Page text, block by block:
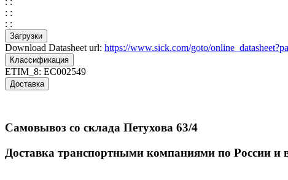
: :
: :
Загрузки
Download Datasheet url: https://www.sick.com/goto/
Классификация
ETIM_8: EC002549
Доставка
Самовывоз со склада Петухова 63/4
Доставка транспортными компаниями по России и